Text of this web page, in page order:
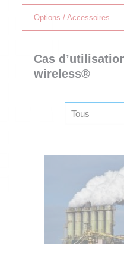
Options / Accessoires
Cas
wireless®